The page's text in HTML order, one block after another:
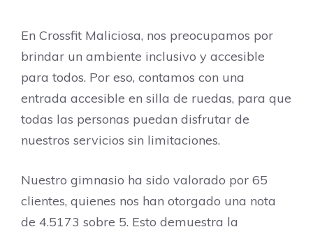
En Crossfit Maliciosa, nos preocupamos por
brindar un ambiente inclusivo y accesible
para todos. Por eso, contamos con una
entrada accesible en silla de ruedas, para que
todas las personas puedan disfrutar de
nuestros servicios sin limitaciones.
Nuestro gimnasio ha sido valorado por 65
clientes, quienes nos han otorgado una nota
de 4.5173 sobre 5. Esto demuestra la